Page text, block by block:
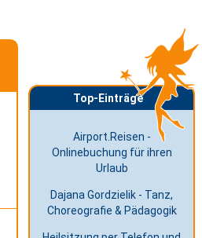
Top-Einträge
Airport.Reisen -
Onlinebuchung für ihren
Urlaub
Dajana Gordzielik - Tanz,
Choreografie & Pädagogik